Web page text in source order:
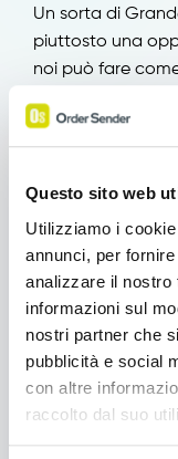
Questo sito web
Utilizziamo i
annunci, per
analizzare il nostro
informazioni sul
nostri partner che
pubblicità e social
con altre
raccolto dal suo
Un sorta di
piuttosto una
noi può fare
E ad una tale
iPhonein forma
dall’ App Store
L’applicazione è
Gowalla, e
posizione degli
possibile
allo stesso modo